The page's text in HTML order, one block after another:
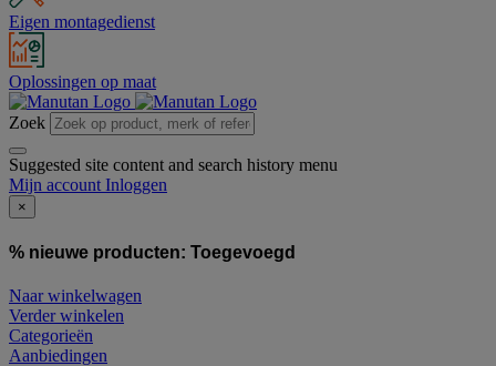
Eigen montagedienst
Oplossingen op maat
Zoek
Suggested site content and search history menu
Mijn account Inloggen
×
% nieuwe producten: Toegevoegd
Naar winkelwagen
Verder winkelen
Categorieën
Aanbiedingen